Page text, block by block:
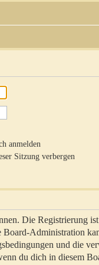
anmelden
Sitzung verbergen
Die Registrierung
Administration
und die
du dich in diesem